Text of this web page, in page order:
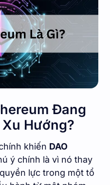
Đang
Hướng?
khiến DAO
ý chính là vì nó thay
lực trong một tổ